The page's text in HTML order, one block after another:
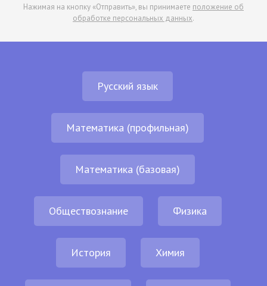
Нажимая на кнопку «Отправить», вы принимаете положение об
обработке персональных данных.
Русский язык
Математика (профильная)
Математика (базовая)
Обществознание Физика
История Химия